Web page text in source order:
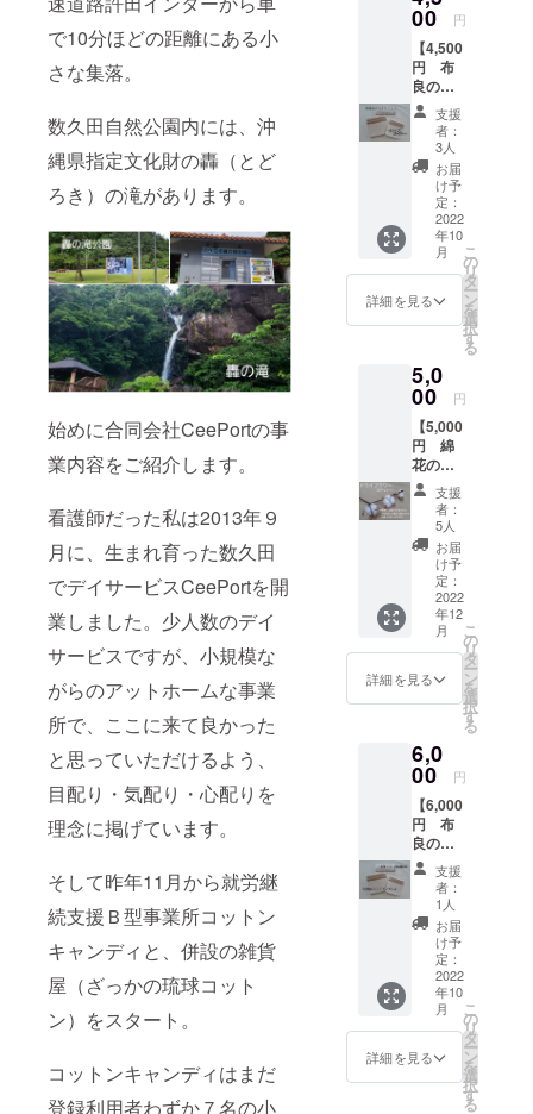
で10分ほどの距離にある小
さな集落。
数久田自然公園内には、沖
縄県指定文化財の轟（とど
ろき）の滝があります。
始めに合同会社CeePortの事
業内容をご紹介します。
看護師だった私は2013年９
月に、生まれ育った数久田
でデイサービスCeePortを開
業しました。少人数のデイ
サービスですが、小規模な
がらのアットホームな事業
所で、ここに来て良かった
と思っていただけるよう、
目配り・気配り・心配りを
理念に掲げています。
そして昨年11月から就労継
続支援Ｂ型事業所コットン
キャンディと、併設の雑貨
屋（ざっかの琉球コット
ン）をスタート。
コットンキャンディはまだ
登録利用者わずか７名の小
まい
て、可
愛い綿
花をお
楽しみ
くださ
00 円
【4,500
円 布
良のふ
らそら
クロスS
サイズ
＆沖縄
やんば
る産
コット
ン】 ・
お礼の
お手紙
・ふら
そらク
ロスSサ
25×25c
m ・沖
縄やん
ばる産
コット
ン ・綿
花の種
(ご希望
の方の
み)
支援
者：
3人
お届
け予
定：
2022
年10
月
詳細を見る
こ
の
リ
タ
ー
ン
を
選
択
す
る
5,0
00 円
【5,000
円 綿
花のド
ライフ
ラワー
５本
セッ
ト】 ・
お礼の
お手紙
・綿花
のドラ
イフラ
ワー５
本セッ
ト 今年
収穫す
る綿花
でドラ
イフラ
ワーを
作りお
届けし
ます お
届けす
るドラ
イフラ
ワーは
写真よ
り大き
く長く
なりま
す ・綿
支援
者：
5人
お届
け予
定：
2022
年12
月
詳細を見る
こ
の
リ
タ
ー
ン
を
選
択
す
る
6,0
00 円
【6,000
円 布
良のふ
らそら
クロスL
サイズ
＆沖縄
やんば
る産
コット
ン】 ・
お礼の
お手紙
・ふら
そらク
ロスLサ
支援
者：
1人
お届
け予
定：
2022
年10
月
詳細を見る
こ
の
リ
タ
ー
ン
を
選
択
す
る